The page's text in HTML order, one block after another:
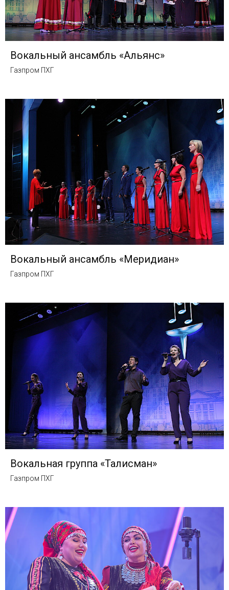
Вокальный ансамбль «Альянс»
Газпром ПХГ
Вокальный ансамбль «Меридиан»
Газпром ПХГ
Вокальная группа «Талисман»
Газпром ПХГ